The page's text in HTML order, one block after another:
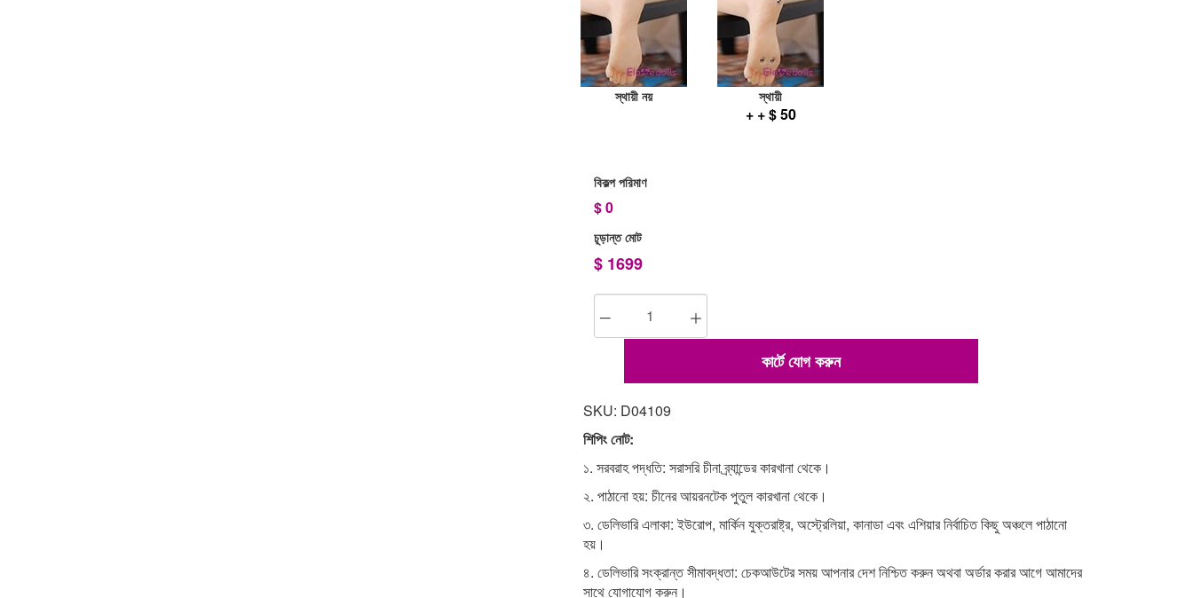
স্থায়ী নয় স্থায়ী
+ + $ 50
বিকল্প পরিমাণ
$0
চূড়ান্ত মোট
$ 1699
কার্টে যোগ করুন
SKU: D04109
শিপিং নোট:
১. সরবরাহ পদ্ধতি: সরাসরি চীনা ব্র্যান্ডের কারখানা থেকে।
২. পাঠানো হয়: চীনের আয়রনটেক পুতুল কারখানা থেকে।
৩. ডেলিভারি এলাকা: ইউরোপ, মার্কিন যুক্তরাষ্ট্র, অস্ট্রেলিয়া, কানাডা এবং এশিয়ার নির্বাচিত কিছু অঞ্চলে পাঠানো
হয়।
৪. ডেলিভারি সংক্রান্ত সীমাবদ্ধতা: চেকআউটের সময় আপনার দেশ নিশ্চিত করুন অথবা অর্ডার করার আগে আমাদের
সাথে যোগাযোগ করুন।